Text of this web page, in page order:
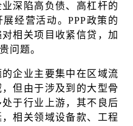
深陷高负债、高杠杆的
经营活动。PPP政策的
相关项目收紧信贷，加
问题。
企业主要集中在区域流
但由于涉及到的大型骨
于行业上游，其不良后
相关领域设备款、工程